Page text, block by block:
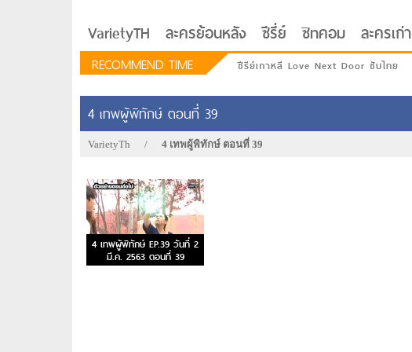
VarietyTH ละครย้อนหลัง ซีรี่ย์ ซิทคอม ละครเก่า
RECOMMEND TIME ซีรีย์เกาหลี Love Next Door ซับไทย
4 เทพผู้พิทักษ์ ตอนที่ 39
VarietyTh / 4 เทพผู้พิทักษ์ ตอนที่ 39
4 เทพผู้พิทักษ์ EP.39 วันที่ 2
มี.ค. 2563 ตอนที่ 39